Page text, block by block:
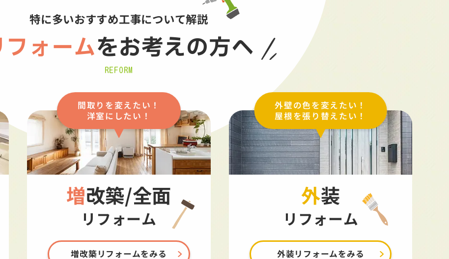
特に多いおすすめ工事について解説
フォームをお考えの方へ
REFORM
間取りを変えたい！
洋室にしたい！
増改築/全面
リフォーム
増改築リフォームをみる
外壁の色を変えたい！
屋根を張り替えたい！
外装
リフォーム
外装リフォームをみる